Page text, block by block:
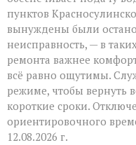
пунктов
вынуждены были
неисправность, — в
ремонта важнее
всё равно ощутимы.
режиме, чтобы вернуть
короткие сроки.
ориентировочного
12.08.2026 г.